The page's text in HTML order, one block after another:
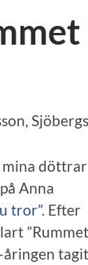
mina döttrar
Anna
tror”. Efter
”Rummet
åringen tagit